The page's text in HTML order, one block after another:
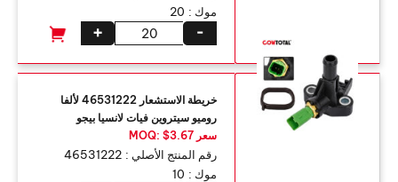
موك : 20
+ -
خريطة الاستشعار 46531222 لألفا
روميو سيتروين فيات لانسيا بيجو
سعر MOQ: $3.67
رقم المنتج الأصلي : 46531222
موك : 10